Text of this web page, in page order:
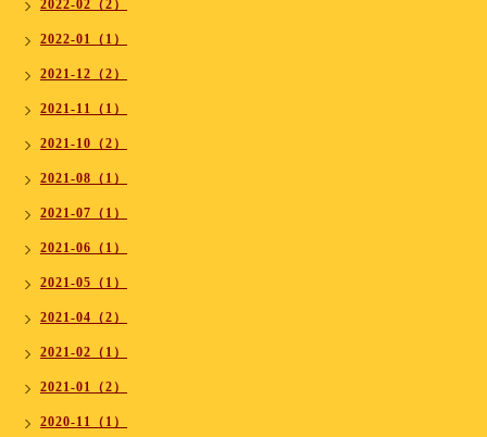
2022-02（2）
2022-01（1）
2021-12（2）
2021-11（1）
2021-10（2）
2021-08（1）
2021-07（1）
2021-06（1）
2021-05（1）
2021-04（2）
2021-02（1）
2021-01（2）
2020-11（1）